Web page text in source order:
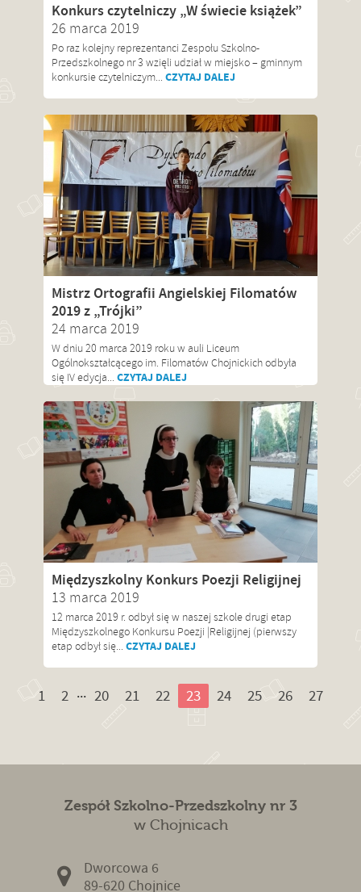
Konkurs czytelniczy „W świecie książek”
26 marca 2019
Po raz kolejny reprezentanci Zespołu Szkolno-
Przedszkolnego nr 3 wzięli udział w miejsko – gminnym
konkursie czytelniczym... CZYTAJ DALEJ
Mistrz Ortografii Angielskiej Filomatów
2019 z „Trójki”
24 marca 2019
W dniu 20 marca 2019 roku w auli Liceum
Ogólnokształcącego im. Filomatów Chojnickich odbyła
się IV edycja... CZYTAJ DALEJ
Międzyszkolny Konkurs Poezji Religijnej
13 marca 2019
12 marca 2019 r. odbył się w naszej szkole drugi etap
Międzyszkolnego Konkursu Poezji |Religijnej (pierwszy
etap odbył się... CZYTAJ DALEJ
1 2 ... 20 21 22 23 24 25 26 27
Zespół Szkolno-Przedszkolny nr 3
w Chojnicach
Dworcowa 6
89-620 Chojnice